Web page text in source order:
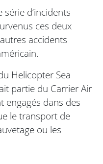
série d’incidents
ces deux
accidents
Helicopter Sea
partie du Carrier Air
engagés dans des
le transport de
ou les